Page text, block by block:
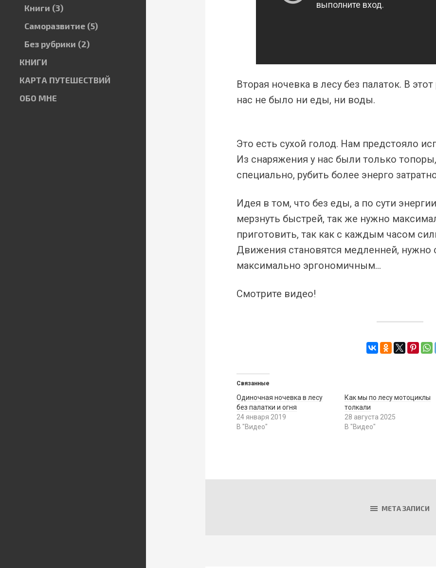
Книги (3)
Саморазвитие (5)
Без рубрики (2)
КНИГИ
КАРТА ПУТЕШЕСТВИЙ
ОБО МНЕ
Вторая ночевка в лесу без палаток. В
нас не было ни еды, ни воды.
Это есть сухой голод. Нам предстояло
Из снаряжения у нас были только
специально, рубить более энерго
Идея в том, что без еды, а по сути
мерзнуть быстрей, так же нужно
приготовить, так как с каждым часом
Движения становятся медленней, нужно
максимально эргономичным…
Смотрите видео!
Связанные
Одиночная ночевка в лесу
без палатки и огня
24 января 2019
В "Видео"
Как мы по лесу мотоциклы
толкали
28 августа 2025
В "Видео"
МЕТА ЗАПИСИ